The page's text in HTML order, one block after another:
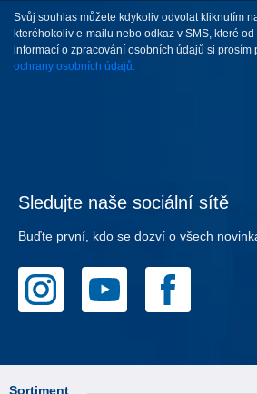
Svůj souhlas můžete kdykoliv odvolat kliknutím
kteréhokoliv e-mailu nebo odkaz v SMS, které
informací o zpracování osobních údajů si prosím
ochrany osobních údajů.
Sledujte naše sociální sítě
Buďte první, kdo se dozví o všech
Sortiment